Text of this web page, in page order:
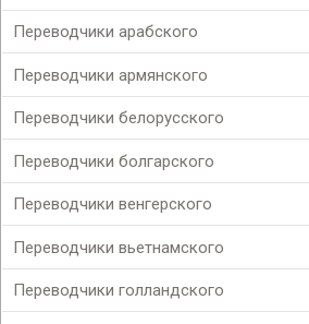
Переводчики арабского
Переводчики армянского
Переводчики белорусского
Переводчики болгарского
Переводчики венгерского
Переводчики вьетнамского
Переводчики голландского